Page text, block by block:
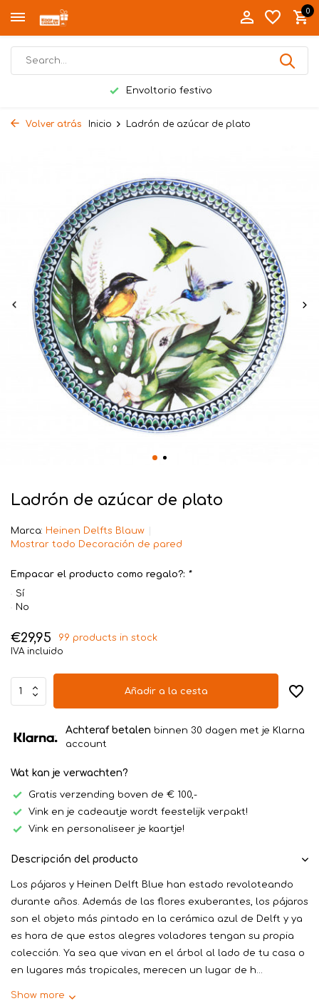
0
Envoltorio festivo
Volver atrás Inicio Ladrón de azúcar de plato
Ladrón de azúcar de plato
Marca: Heinen Delfts Blauw
Mostrar todo Decoración de pared
Empacar el producto como regalo?: *
Sí
No
€29,95
99 products in stock
IVA incluido
Añadir a la cesta
Achteraf betalen binnen 30 dagen met je Klarna
account
Wat kan je verwachten?
Gratis verzending boven de € 100,-
Vink en je cadeautje wordt feestelijk verpakt!
Vink en personaliseer je kaartje!
Descripción del producto
Los pájaros y Heinen Delft Blue han estado revoloteando
durante años. Además de las flores exuberantes, los pájaros
son el objeto más pintado en la cerámica azul de Delft y ya
es hora de que estos alegres voladores tengan su propia
colección. Ya sea que vivan en el árbol al lado de tu casa o
en lugares más tropicales, merecen un lugar de h...
Show more